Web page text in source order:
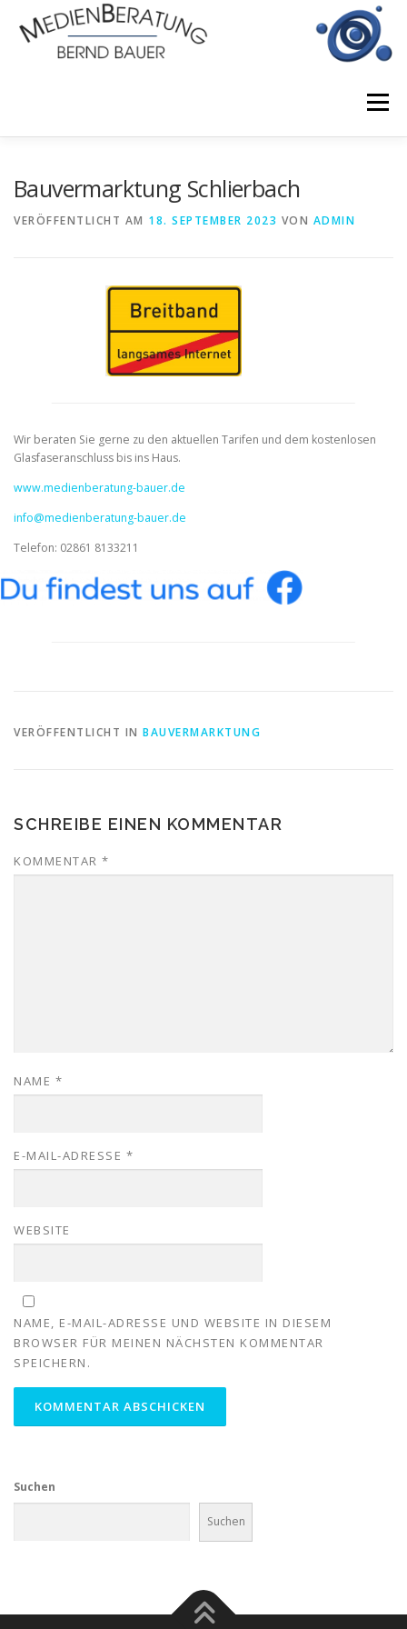
Inhalt
springen
Menü
DATENSCHUTZERKLÄRUNG
NEWS UND PROJEKTE PARTNER
Bauvermarktung Schlierbach
VERÖFFENTLICHT AM 18. SEPTEMBER 2023 VON ADMIN
Wir beraten Sie gerne zu den aktuellen Tarifen und dem kostenlosen
Glasfaseranschluss bis ins Haus.
www.medienberatung-bauer.de
info@medienberatung-bauer.de
Telefon: 02861 8133211
VERÖFFENTLICHT IN BAUVERMARKTUNG
SCHREIBE EINEN KOMMENTAR
KOMMENTAR *
NAME *
E-MAIL-ADRESSE *
WEBSITE
NAME, E-MAIL-ADRESSE UND WEBSITE IN DIESEM
BROWSER FÜR MEINEN NÄCHSTEN KOMMENTAR
SPEICHERN.
Suchen
Suchen